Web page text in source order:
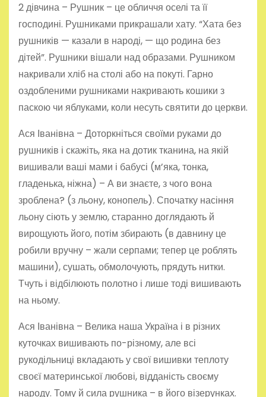
2 дівчина – Рушник – це обличчя оселі та її
господині. Рушниками прикрашали хату. “Хата без
рушників — казали в народі, — що родина без
дітей”. Рушники вішали над образами. Рушником
накривали хліб на столі або на покуті. Гарно
оздобленими рушниками накривають кошики з
паскою чи яблуками, коли несуть святити до церкви.
Ася Іванівна – Доторкніться своїми руками до
рушників і скажіть, яка на дотик тканина, на якій
вишивали ваші мами і бабусі (м’яка, тонка,
гладенька, ніжна) – А ви знаєте, з чого вона
зроблена? (з льону, конопель). Спочатку насіння
льону сіють у землю, старанно доглядають й
вирощують його, потім збирають (в давнину це
робили вручну – жали серпами; тепер це роблять
машини), сушать, обмолочують, прядуть нитки.
Тчуть і відбілюють полотно і лише тоді вишивають
на ньому.
Ася Іванівна – Велика наша Україна і в різних
куточках вишивають по-різному, але всі
рукодільниці вкладають у свої вишивки теплоту
своєї материнської любові, відданість своєму
народу. Тому й сила рушника – в його візерунках.